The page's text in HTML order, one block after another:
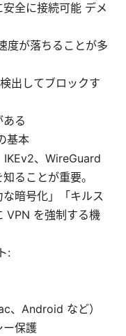
全に接続可能 デメ
度が落ちることが多
出してブロックす
る
基本
IKEv2、WireGuard
ることが重要。
な暗号化」「キルス
VPN を強制する機
:
、Android など）
ー保護